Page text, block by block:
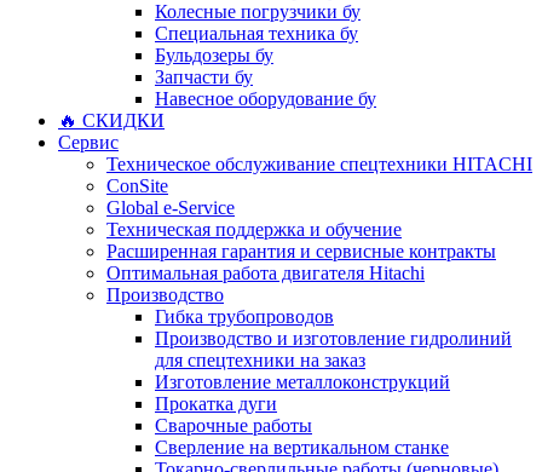
Колесные погрузчики бу
Специальная техника бу
Бульдозеры бу
Запчасти бу
Навесное оборудование бу
🔥 СКИДКИ
Сервис
Техническое обслуживание спецтехники HITACHI
ConSite
Global e-Service
Техническая поддержка и обучение
Расширенная гарантия и сервисные контракты
Оптимальная работа двигателя Hitachi
Производство
Гибка трубопроводов
Производство и изготовление гидролиний
для спецтехники на заказ
Изготовление металлоконструкций
Прокатка дуги
Сварочные работы
Сверление на вертикальном станке